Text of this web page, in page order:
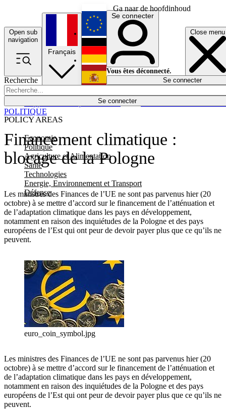
Ga naar de hoofdinhoud
Open sub
navigation
Close menu
Recherche
Se connecter
POLICY AREAS
Economie
Politique
Agriculture et Alimentation
Santé
Technologies
Energie, Environnement et Transport
Défense
Économie
Français
English
Deutsch
Español
Se connecter
Vous êtes déconnecté.
Se connecter
Financement climatique :
blocage de la Pologne
Les ministres des Finances de l’UE ne sont pas parvenus hier (20
octobre) à se mettre d’accord sur le financement de l’atténuation et
de l’adaptation climatique dans les pays en développement,
notamment en raison des inquiétudes de la Pologne et des pays
européens de l’Est qui ont peur de devoir payer plus que ce qu’ils ne
peuvent.
POLITIQUE
euro_coin_symbol.jpg
Les ministres des Finances de l’UE ne sont pas parvenus hier (20
octobre) à se mettre d’accord sur le financement de l’atténuation et
de l’adaptation climatique dans les pays en développement,
notamment en raison des inquiétudes de la Pologne et des pays
européens de l’Est qui ont peur de devoir payer plus que ce qu’ils ne
peuvent.